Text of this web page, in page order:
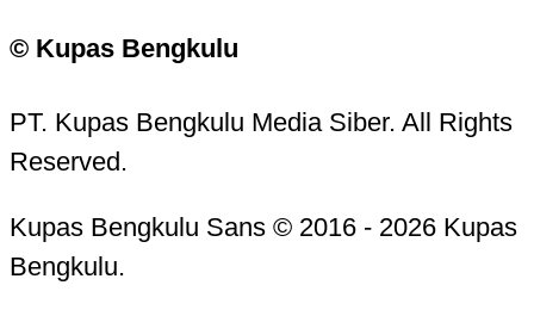
© Kupas Bengkulu
PT. Kupas Bengkulu Media Siber. All Rights
Reserved.
Kupas Bengkulu Sans © 2016 - 2026 Kupas
Bengkulu.